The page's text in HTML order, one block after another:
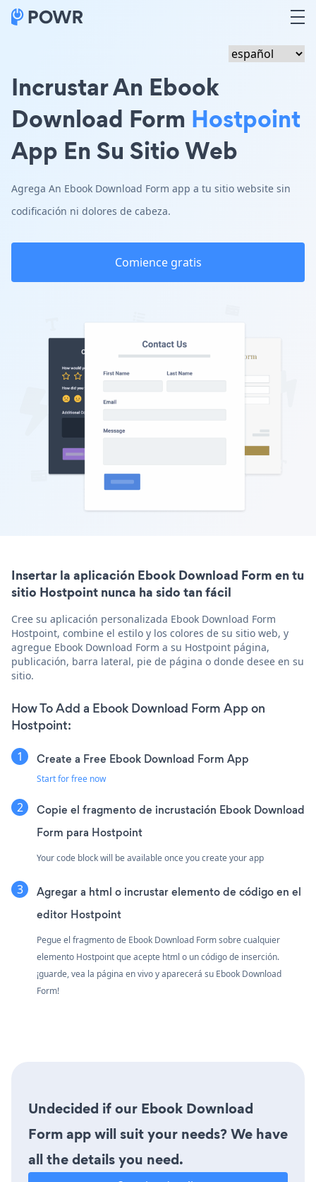
Incrustar An Ebook
Download Form Hostpoint
App En Su Sitio Web
Agrega An Ebook Download Form app a tu sitio website sin
codificación ni dolores de cabeza.
Comience gratis
Insertar la aplicación Ebook Download Form en tu
sitio Hostpoint nunca ha sido tan fácil
Cree su aplicación personalizada Ebook Download Form
Hostpoint, combine el estilo y los colores de su sitio web, y
agregue Ebook Download Form a su Hostpoint página,
publicación, barra lateral, pie de página o donde desee en su
sitio.
How To Add a Ebook Download Form App on
Hostpoint:
Create a Free Ebook Download Form App
Start for free now
Copie el fragmento de incrustación Ebook Download
Form para Hostpoint
Your code block will be available once you create your app
Agregar a html o incrustar elemento de código en el
editor Hostpoint
Pegue el fragmento de Ebook Download Form sobre cualquier
elemento Hostpoint que acepte html o un código de inserción.
¡guarde, vea la página en vivo y aparecerá su Ebook Download
Form!
Undecided if our Ebook Download
Form app will suit your needs? We have
all the details you need.